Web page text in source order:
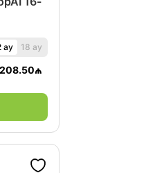
ay 18 ay
₼